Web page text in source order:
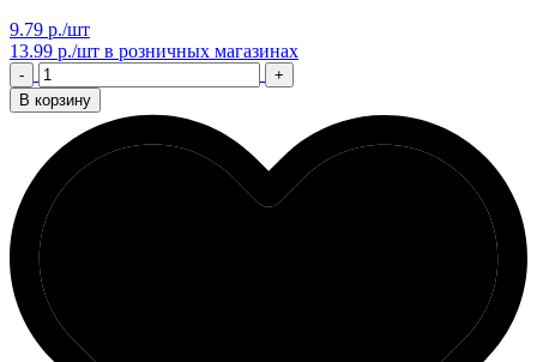
9.79 р./шт
13.99 р./шт в розничных магазинах
-
+
В корзину